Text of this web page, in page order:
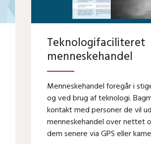
Teknologifaciliteret
menneskehandel
Menneskehandel foregår i
og ved brug af teknologi.
kontakt med personer de vil
menneskehandel over nettet
dem senere via GPS eller